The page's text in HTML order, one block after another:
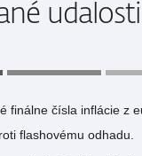
udalosti
finálne čísla inflácie z
flashovému odhadu.